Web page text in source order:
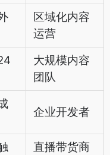
区域化内容
运营
大规模内容
团队
企业开发者
直播带货商